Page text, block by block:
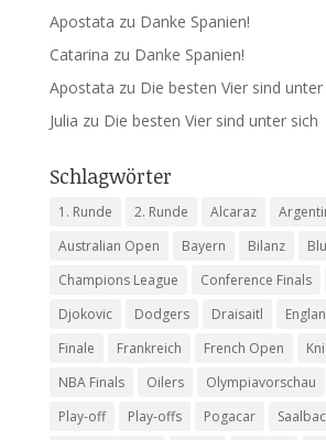
Apostata zu Danke Spanien!
Catarina zu Danke Spanien!
Apostata zu Die besten Vier sind unter
Julia zu Die besten Vier sind unter sich
Schlagwörter
1. Runde 2. Runde Alcaraz
Australian Open
Bayern Bilanz
Champions League
Conference Finals
Djokovic
Dodgers Draisaitl
Finale
Frankreich French Open
NBA Finals
Oilers Olympiavorschau
Play-off
Play-offs Pogacar